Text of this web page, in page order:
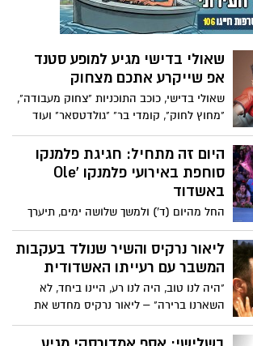
שאולי בדישי מגיע למופע סטנד
אפ שייקרע אתכם מצחוק
שאולי בדישי, כוכב התוכניות "צחוק מעבודה",
"מחוץ לחוק", קומדי בר" "גולדטסאר" ועוד
מגיע לאשדוד להופעת סטנד אפ קורע
מצחוק, מלא אנרגיה, שנינות ואלתורים עם
הקהל. המופע עוסק ביחסים בין גברים
לנשים, צעירים ומבוגרים, נשואים ורווקים,
חוויות מהצבא והילדות ועל כל הדברים
הקטנים של היום יום
היום זה מתחיל: חגיגת פלמנקו
סוחפת באירועי פלמנקו 'Ole
באשדוד
החל מהיום (ד') ולמשך שלושה ימים, תיערך
באשדוד חגיגת פלמנקו גדולה במסגרת אירועי
פלמנקו 'Ole, עם מגוון מופעים בהשתתפות
מיטב אמני הפלמנקו בישראל - הכניסה
ליאור נרקיס והשיר שנולד בעקבות
המשבר עם רעייתו האשדודית
"היה לנו טוב, היה לנו רע, היינו ביחד, לא
השארנו ברירה" – ליאור נרקיס מחדש את
אחד הלהיטים הגדולים של כנסיית השכל
מלפני 20 שנה בעקבות המשבר עם רעייתו